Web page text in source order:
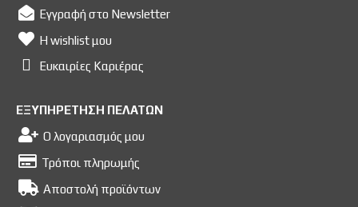
Εγγραφή στο Newsletter
Η wishlist μου
Ευκαιρίες Kαριέρας
ΕΞΥΠΗΡΕΤΗΣΗ ΠΕΛΑΤΩΝ
Ο λογαριασμός μου
Τρόποι πληρωμής
Αποστολή προϊόντων